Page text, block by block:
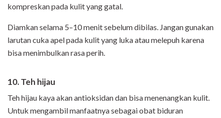
kompreskan pada kulit yang gatal.
Diamkan selama 5–10 menit sebelum dibilas. Jangan gunakan
larutan cuka apel pada kulit yang luka atau melepuh karena
bisa menimbulkan rasa perih.
10. Teh hijau
Teh hijau kaya akan antioksidan dan bisa menenangkan kulit.
Untuk mengambil manfaatnya sebagai obat biduran